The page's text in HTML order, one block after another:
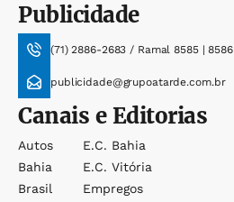
Publicidade
(71) 2886-2683 / Ramal 8585 | 8586
publicidade@grupoatarde.com.br
Canais e Editorias
Autos
Bahia
Brasil
E.c. Bahia
E.c. Vitória
Empregos